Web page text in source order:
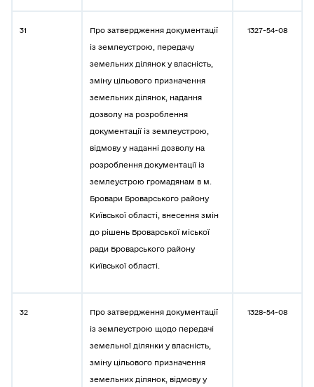
31
Про затвердження документації
із землеустрою, передачу
земельних ділянок у власність,
зміну цільового призначення
земельних ділянок, надання
дозволу на розроблення
документації із землеустрою,
відмову у наданні дозволу на
розроблення документації із
землеустрою громадянам в м.
Бровари Броварського району
Київської області, внесення змін
до рішень Броварської міської
ради Броварського району
Київської області.
1327-54-08
32
Про затвердження документації
із землеустрою щодо передачі
земельної ділянки у власність,
зміну цільового призначення
земельних ділянок, відмову у
1328-54-08